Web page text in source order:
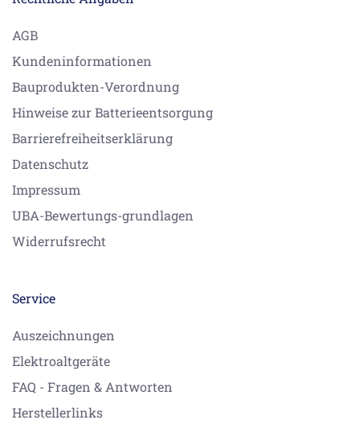
AGB
Kundeninformationen
Bauprodukten-Verordnung
Hinweise zur Batterieentsorgung
Barrierefreiheitserklärung
Datenschutz
Impressum
UBA-Bewertungs-grundlagen
Widerrufsrecht
Service
Auszeichnungen
Elektroaltgeräte
FAQ - Fragen & Antworten
Herstellerlinks